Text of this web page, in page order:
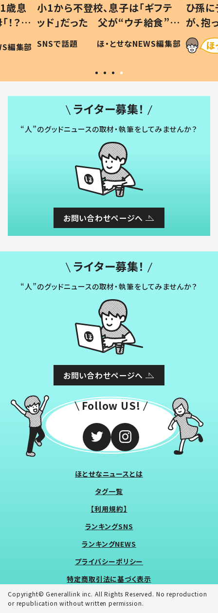
フテ
食”を
編集部
ひ孫にデレデレな80歳じいじ
が、抱っこすると…ひ孫の反応に
「涙が出ました」「可愛くて仕方な
い」
ほ・とせなNEWS編集部
ライター募集！
“人”のグッドニュースの取材・執筆をしてみませんか？
お問い合わせページへ
ライター募集！
“人”のグッドニュースの取材・執筆をしてみませんか？
お問い合わせページへ
Follow US!
ほとせなニュースとは
タグ一覧
【利用規約】
ランキングSNS
ランキングNEWS
プライバシーポリシー
特定商取引法に基づく表示
Copyright© Generallink inc. All Rights Reserved. No reproduction
or republication without written permission.